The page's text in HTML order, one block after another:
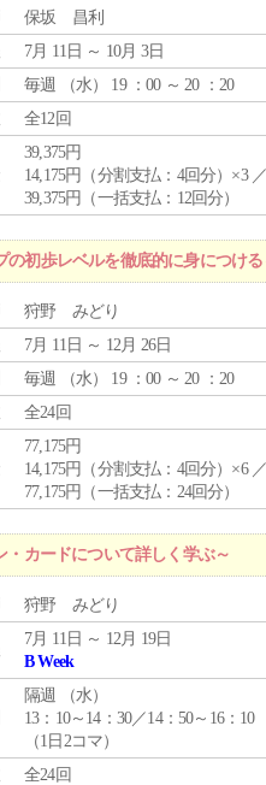
保坂 昌利
7月 11日 ～ 10月 3日
毎週 （水） 19 ：00 ～ 20 ：20
全12回
39,375円
14,175円（分割支払：4回分）×3
39,375円（一括支払：12回分）
の初歩レベルを徹底的に身につける
狩野 みどり
7月 11日 ～ 12月 26日
毎週 （水） 19 ：00 ～ 20 ：20
全24回
77,175円
14,175円（分割支払：4回分）×6
77,175円（一括支払：24回分）
カードについて詳しく学ぶ～
狩野 みどり
7月 11日 ～ 12月 19日
B Week
隔週 （水）
13：10～14：30／14：50～16：10
（1日2コマ）
全24回